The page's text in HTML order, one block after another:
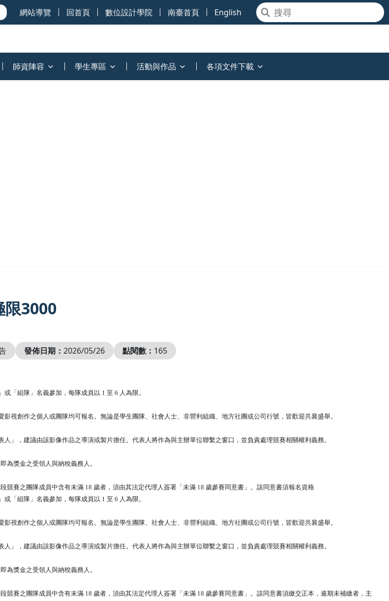
網站導覽 回首頁 數位設計學院 南臺首頁 English
師資陣容 學生專區 活動與作品 各項文件下載
限3000
發佈日期： 2026/05/26 點閱數： 165
「組隊」名義參加，每隊成員以 1 至 6 人為限。
影視創作之個人或團隊均可報名。無論是學生團隊、社會人士、非營利組織、地方社團或公司行號，皆歡迎共襄盛舉。
人」，建議由該影像作品之導演或製片擔任。代表人將作為與主辦單位聯繫之窗口，並負責處理競賽相關權利義務。
為獎金之受領人與納稅義務人。
競賽之團隊成員中含有未滿 18 歲者，須由其法定代理人簽署「未滿 18 歲參賽同意書」。該同意書須報名資格
「組隊」名義參加，每隊成員以 1 至 6 人為限。
影視創作之個人或團隊均可報名。無論是學生團隊、社會人士、非營利組織、地方社團或公司行號，皆歡迎共襄盛舉。
人」，建議由該影像作品之導演或製片擔任。代表人將作為與主辦單位聯繫之窗口，並負責處理競賽相關權利義務。
為獎金之受領人與納稅義務人。
競賽之團隊成員中含有未滿 18 歲者，須由其法定代理人簽署「未滿 18 歲參賽同意書」。該同意書須繳交正本，逾期未補繳者，主